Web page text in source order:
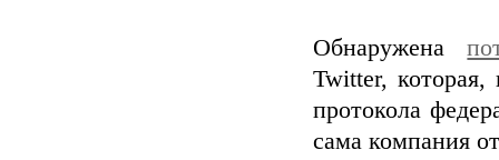
Обнаружена
Twitter,
протокола
сама компания